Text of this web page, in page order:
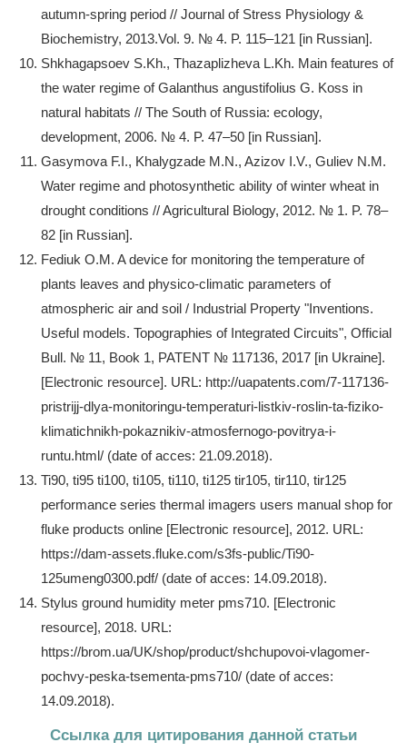
autumn-spring period // Journal of Stress Physiology &
Biochemistry, 2013.Vol. 9. № 4. P. 115–121 [in Russian].
Shkhagapsoev S.Kh., Thazaplizheva L.Kh. Main features of
the water regime of Galanthus angustifolius G. Koss in
natural habitats // The South of Russia: ecology,
development, 2006. № 4. P. 47–50 [in Russian].
Gasymova F.I., Khalygzade M.N., Azizov I.V., Guliev N.M.
Water regime and photosynthetic ability of winter wheat in
drought conditions // Agricultural Biology, 2012. № 1. P. 78–
82 [in Russian].
Fediuk O.M. A device for monitoring the temperature of
plants leaves and physico-climatic parameters of
atmospheric air and soil / Industrial Property "Inventions.
Useful models. Topographies of Integrated Circuits", Official
Bull. № 11, Book 1, PATENT № 117136, 2017 [in Ukraine].
[Electronic resource]. URL: http://uapatents.com/7-117136-
pristrijj-dlya-monitoringu-temperaturi-listkiv-roslin-ta-fiziko-
klimatichnikh-pokaznikiv-atmosfernogo-povitrya-i-
runtu.html/ (date of acces: 21.09.2018).
Ti90, ti95 ti100, ti105, ti110, ti125 tir105, tir110, tir125
performance series thermal imagers users manual shop for
fluke products online [Electronic resource], 2012. URL:
https://dam-assets.fluke.com/s3fs-public/Ti90-
125umeng0300.pdf/ (date of acces: 14.09.2018).
Stylus ground humidity meter pms710. [Electronic
resource], 2018. URL:
https://brom.ua/UK/shop/product/shchupovoi-vlagomer-
pochvy-peska-tsementa-pms710/ (date of acces:
14.09.2018).
Ссылка для цитирования данной статьи